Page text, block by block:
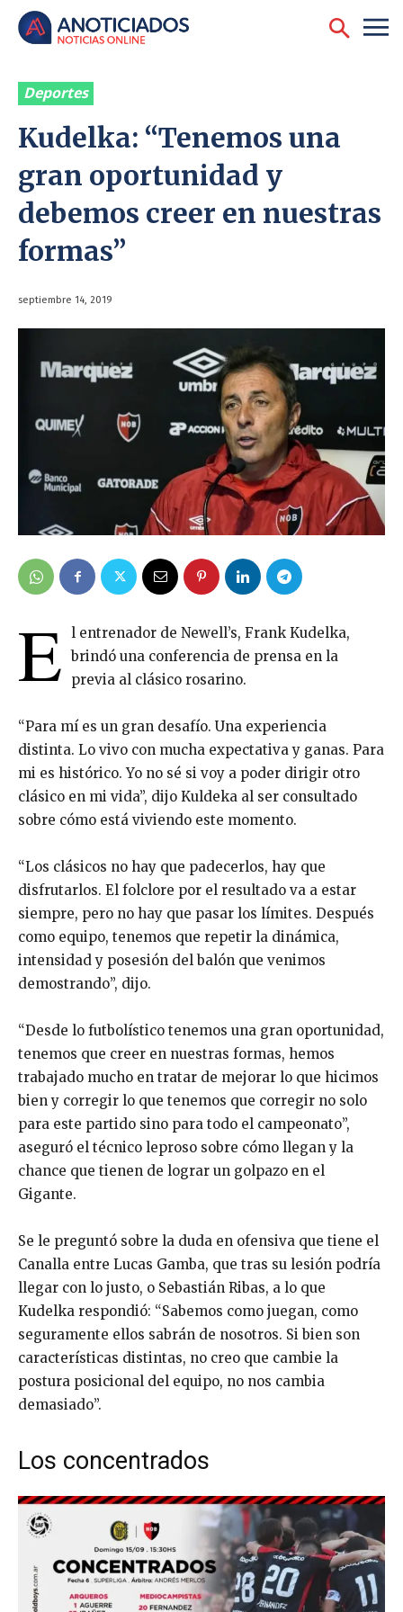
Deportes
Kudelka: “Tenemos una
gran oportunidad y
debemos creer en nuestras
formas”
septiembre 14, 2019
E l entrenador de Newell’s, Frank Kudelka,
brindó una conferencia de prensa en la
previa al clásico rosarino.
“Para mí es un gran desafío. Una experiencia
distinta. Lo vivo con mucha expectativa y ganas. Para
mi es histórico. Yo no sé si voy a poder dirigir otro
clásico en mi vida”, dijo Kuldeka al ser consultado
sobre cómo está viviendo este momento.
“Los clásicos no hay que padecerlos, hay que
disfrutarlos. El folclore por el resultado va a estar
siempre, pero no hay que pasar los límites. Después
como equipo, tenemos que repetir la dinámica,
intensidad y posesión del balón que venimos
demostrando”, dijo.
“Desde lo futbolístico tenemos una gran oportunidad,
tenemos que creer en nuestras formas, hemos
trabajado mucho en tratar de mejorar lo que hicimos
bien y corregir lo que tenemos que corregir no solo
para este partido sino para todo el campeonato”,
aseguró el técnico leproso sobre cómo llegan y la
chance que tienen de lograr un golpazo en el
Gigante.
Se le preguntó sobre la duda en ofensiva que tiene el
Canalla entre Lucas Gamba, que tras su lesión podría
llegar con lo justo, o Sebastián Ribas, a lo que
Kudelka respondió: “Sabemos como juegan, como
seguramente ellos sabrán de nosotros. Si bien son
características distintas, no creo que cambie la
postura posicional del equipo, no nos cambia
demasiado”.
Los concentrados